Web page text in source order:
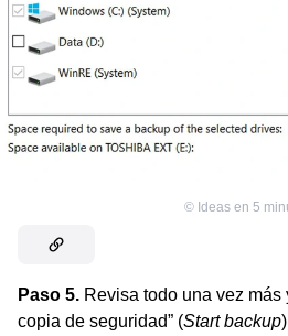
© Ideas en 5
Paso 5. Revisa todo una vez más
copia de seguridad” (Start backup